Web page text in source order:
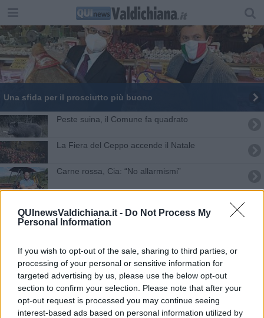
QUInewsValdichiana.it - Do Not Process My
Personal Information
If you wish to opt-out of the sale, sharing to third parties, or
processing of your personal or sensitive information for
targeted advertising by us, please use the below opt-out
section to confirm your selection. Please note that after your
opt-out request is processed you may continue seeing
interest-based ads based on personal information utilized by
Una sfida per il prosciutto più buono
Peste suina, il Comune fa quadrato
La Fiera del Ceppo accende il Natale
Carne rossa, Cia: “No allarmismi”
L'export toscano guarda verso la Cina
Torna la 45esima sagra del Raviolo
Sabato da "leoni" nella città senza sonno
Torna la sagra del famoso raviolo di Contignano